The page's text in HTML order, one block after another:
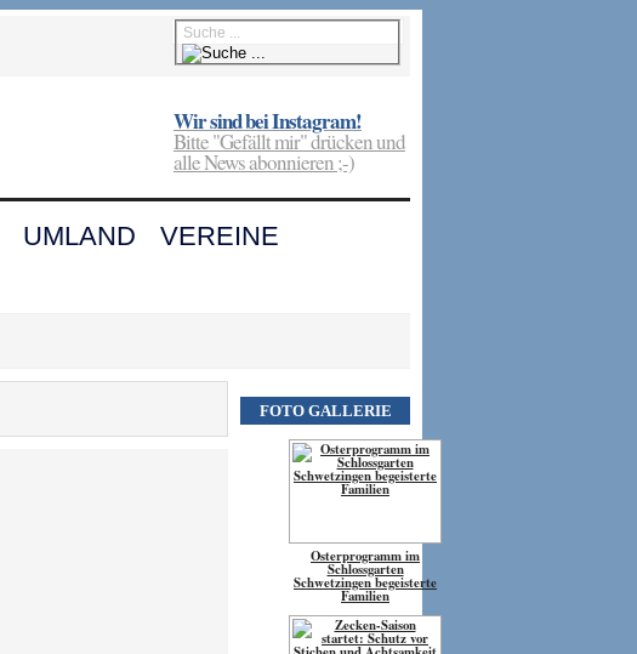
Wir sind bei Instagram!
Bitte "Gefällt mir" drücken und
alle News abonnieren ;-)
UMLAND
VEREINE
FOTO GALLERIE
Osterprogramm im
Schlossgarten
Schwetzingen begeisterte
Familien